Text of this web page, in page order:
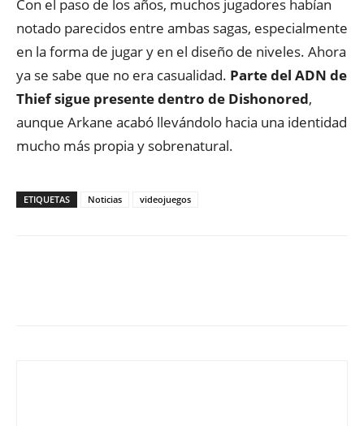
Con el paso de los años, muchos jugadores habían
notado parecidos entre ambas sagas, especialmente
en la forma de jugar y en el diseño de niveles. Ahora
ya se sabe que no era casualidad. Parte del ADN de
Thief sigue presente dentro de Dishonored,
aunque Arkane acabó llevándolo hacia una identidad
mucho más propia y sobrenatural.
ETIQUETAS Noticias videojuegos